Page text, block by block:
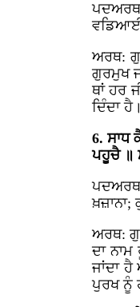
ਅਰਥ:
ਗੁਰਮੁਖ
ਥਾਂ ਹਰ
ਦਿੰਦਾ
6. ਸਾਧ
ਪਹੂਚੈ ॥
ਖ਼ਜ਼ਾਨਾ;
ਅਰਥ:
ਦਾ
ਜਾਂਦਾ
ਪੁਰਖ ਨੂੰ